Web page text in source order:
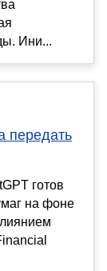
Ини...
передать
готов
на фоне